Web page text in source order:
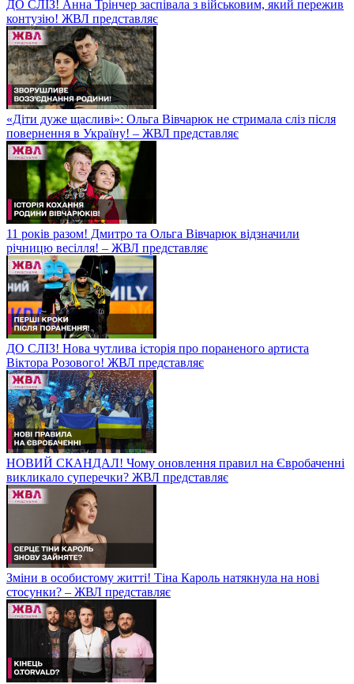
ДО СЛІЗ! Анна Трінчер заспівала з військовим, який пережив
контузію! ЖВЛ представляє
«Діти дуже щасливі»: Ольга Вівчарюк не стримала сліз після
повернення в Україну! – ЖВЛ представляє
11 років разом! Дмитро та Ольга Вівчарюк відзначили
річницю весілля! – ЖВЛ представляє
ДО СЛІЗ! Нова чутлива історія про пораненого артиста
Віктора Розового! ЖВЛ представляє
НОВИЙ СКАНДАЛ! Чому оновлення правил на Євробаченні
викликало суперечки? ЖВЛ представляє
Зміни в особистому житті! Тіна Кароль натякнула на нові
стосунки? – ЖВЛ представляє